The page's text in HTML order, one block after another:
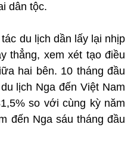
dân tộc.
du lịch dần lấy lại nhịp
thẳng, xem xét tạo điều
hai bên. 10 tháng đầu
lịch Nga đến Việt Nam
so với cùng kỳ năm
đến Nga sáu tháng đầu